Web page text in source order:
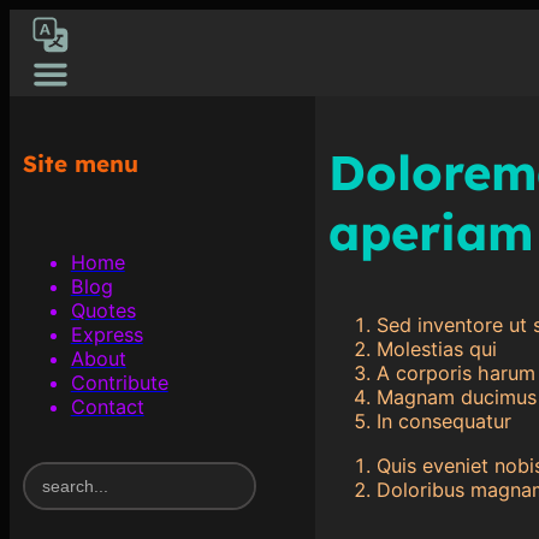
[gtranslate]
Site menu
Home
Blog
Quotes
Express
About
Contribute
Contact
S
e
Sed inventore ut
Molestias qui
A corporis
Magnam
In consequatur
Quis eveniet
Doloribus